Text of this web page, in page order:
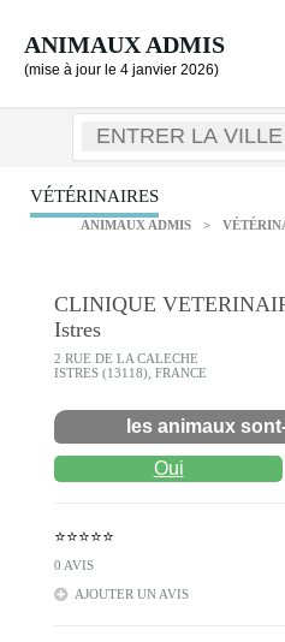
ANIMAUX ADMIS
(mise à jour le 4 janvier 2026)
VÉTÉRINAIRES
ANIMAUX ADMIS >
CLINIQUE
Istres
2 RUE DE LA CALECHE
ISTRES (13118), FRANCE
les animaux
Oui
⭐⭐⭐⭐⭐
0 AVIS
AJOUTER UN AVIS